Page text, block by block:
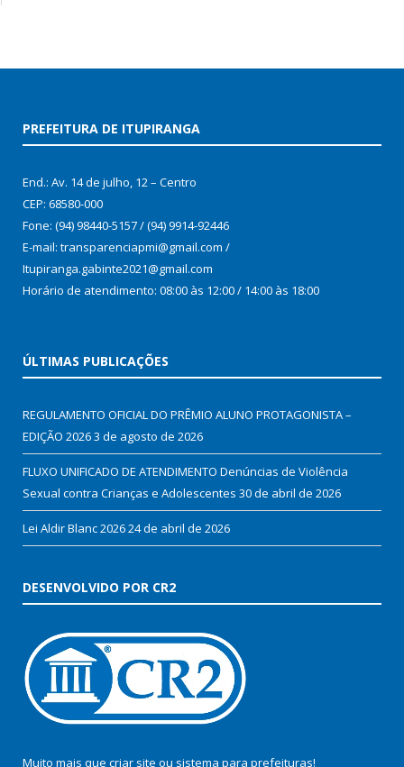
PREFEITURA DE ITUPIRANGA
End.: Av. 14 de julho, 12 – Centro
CEP: 68580-000
Fone: (94) 98440-5157 / (94) 9914-92446
E-mail: transparenciapmi@gmail.com /
Itupiranga.gabinte2021@gmail.com
Horário de atendimento: 08:00 às 12:00 / 14:00 às 18:00
ÚLTIMAS PUBLICAÇÕES
REGULAMENTO OFICIAL DO PRÊMIO ALUNO PROTAGONISTA –
EDIÇÃO 20263 de agosto de 2026
FLUXO UNIFICADO DE ATENDIMENTO Denúncias de Violência
Sexual contra Crianças e Adolescentes 30 de abril de 2026
Lei Aldir Blanc 202624 de abril de 2026
DESENVOLVIDO POR CR2
Muito mais que criar site ou sistema para prefeituras!